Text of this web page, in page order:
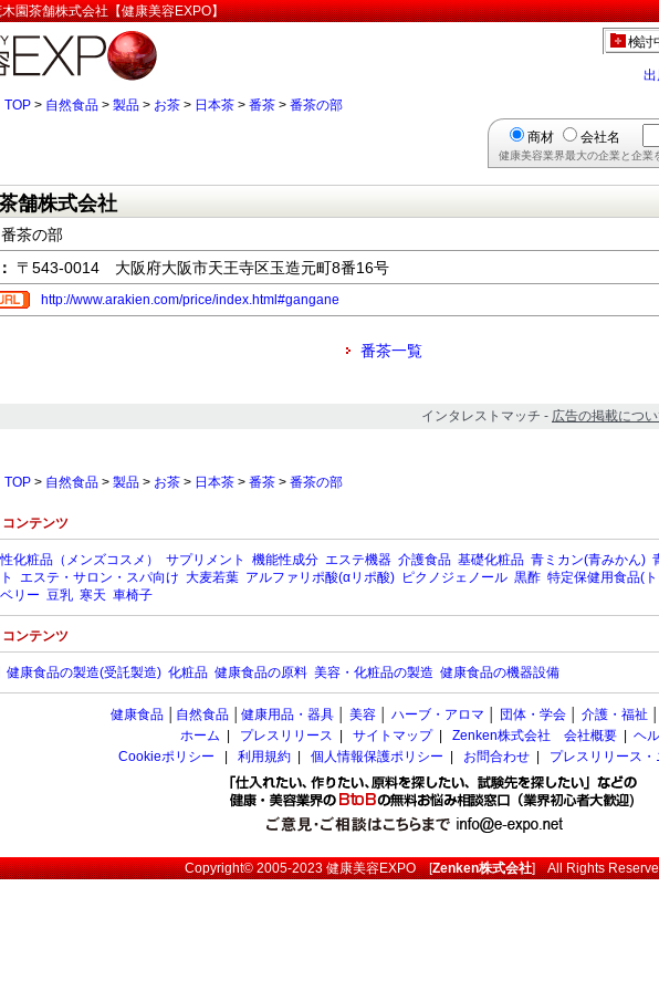
園茶舗株式会社【健康美容EXPO】
検討
TOP > 自然食品 > 製品 > お茶 > 日本茶 > 番茶 > 番茶の部
商材 会社名
健康美容業界最大の企業と企
舗株式会社
番茶の部
〒543-0014 大阪府大阪市天王寺区玉造元町8番16号
http://www.arakien.com/price/index.html#gangane
番茶一覧
インタレストマッチ - 広告の掲載につ
TOP > 自然食品 > 製品 > お茶 > 日本茶 > 番茶 > 番茶の部
ンテンツ
化粧品（メンズコスメ） サプリメント 機能性成分 エステ機器 介護食品 基礎化粧品 青ミカン(青みかん)
エステ・サロン・スパ向け 大麦若葉 アルファリポ酸(αリポ酸) ピクノジェノール 黒酢 特定保健用食品(
リー 豆乳 寒天 車椅子
ンテンツ
健康食品の製造(受託製造) 化粧品 健康食品の原料 美容・化粧品の製造 健康食品の機器設備
健康食品 自然食品 健康用品・器具 美容 ハーブ・アロマ 団体・学会 介護・福祉
ホーム
プレスリリース サイトマップ| Zenken株式会社 会社概要
ヘ
Cookieポリシー
利用規約 個人情報保護ポリシー お問合わせ プレスリリース
Copyright© 2005-2023健康美容EXPO[Zenken株式会社] All Rights